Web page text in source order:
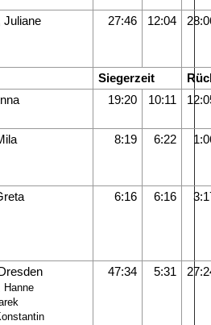
Juliane 27:46 12:04
Siegerzeit
19:20 10:11
8:19 6:22
6:16 6:16
Hanne
47:34 5:31